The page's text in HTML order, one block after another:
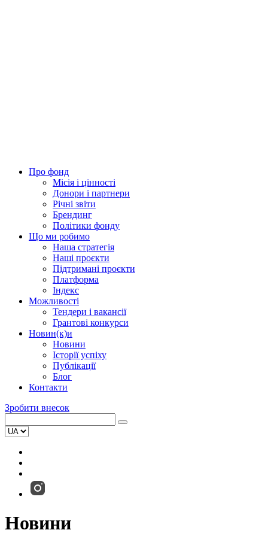
Про фонд
Місія і цінності
Донори і партнери
Річні звіти
Брендинг
Політики фонду
Що ми робимо
Наша стратегія
Наші проєкти
Підтримані проєкти
Платформа
Індекс
Можливості
Тендери і вакансії
Грантові конкурси
Новин(к)и
Новини
Історії успіху
Публікації
Блог
Контакти
Зробити внесок
Новини